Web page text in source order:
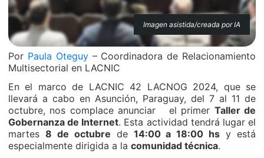
Imagen asistida/creada por IA
Por Paula Oteguy– Coordinadora de Relacionamiento
Multisectorial en LACNIC
En el marco de LACNIC 42 LACNOG 2024, que se
llevará a cabo en Asunción, Paraguay, del 7 al 11 de
octubre, nos complace anunciar el primer Taller de
Gobernanza de Internet. Esta actividad tendrá lugar el
martes 8 de octubre de 14:00 a 18:00 hs y está
especialmente dirigida a la comunidad técnica.